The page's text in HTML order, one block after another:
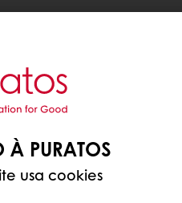
PURATOS
usa cookies